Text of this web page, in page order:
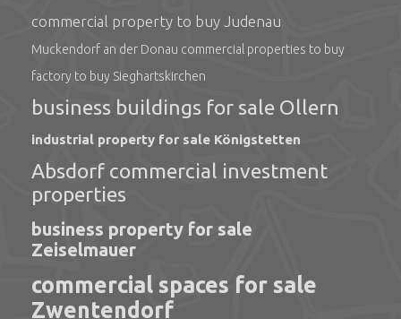
commercial property to buy Judenau
Muckendorf an der Donau commercial properties to buy
factory to buy Sieghartskirchen
business buildings for sale Ollern
industrial property for sale Königstetten
Absdorf commercial investment
properties
business property for sale
Zeiselmauer
commercial spaces for sale
Zwentendorf